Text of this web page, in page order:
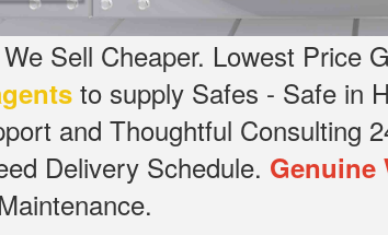
Sell Cheaper. Lowest Price
to supply Safes - Safe in
and Thoughtful Consulting
Delivery Schedule. Genuine